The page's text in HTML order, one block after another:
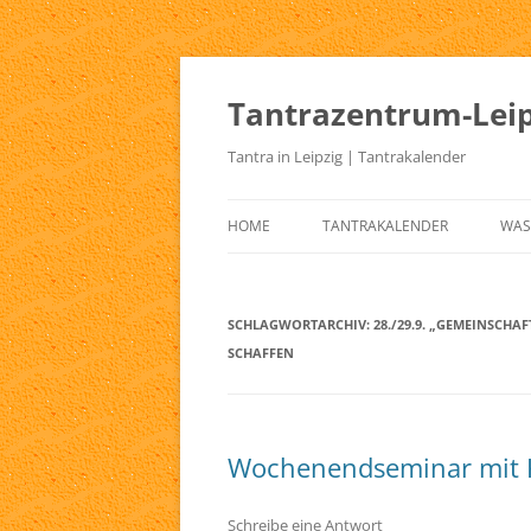
Zum
Tantrazentrum-
Tantra in Leipzig | Tantrakalender
HOME TANTRAKALENDER
SCHLAGWORTARCHIV: 28./29.9.
SCHAFFEN
Wochenendseminar mit
Schreibe eine Antwort